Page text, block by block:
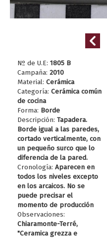
Nº de U.E: 1805 B
Campaña: 2010
Material: Cerámica
Categoría: Cerámica común
de cocina
Forma: Borde
Descripción: Tapadera.
Borde igual a las paredes,
cortado verticalmente, con
un pequeño surco que lo
diferencia de la pared.
Cronología: Aparecen en
todos los niveles excepto
en los arcaicos. No se
puede precisar el
momento de producción
Observaciones:
Chiaramonte-Terré,
"Ceramica grezza e